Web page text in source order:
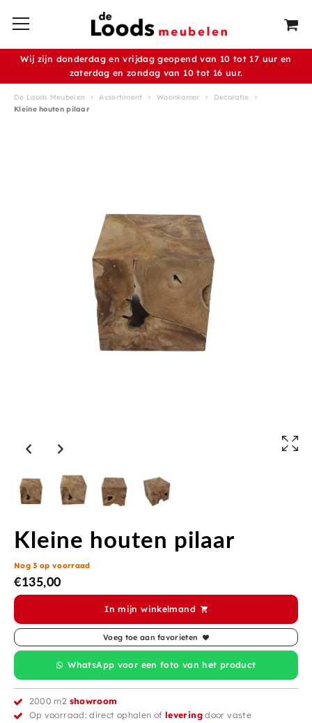
Wij zijn donderdag en vrijdag geopend van 10 tot 17 uur en
zaterdag en zondag van 10 tot 16 uur.
De Loods Meubelen Assortiment Woonkamer
Decoratie
Kleine houten pilaar
Kleine houten pilaar
Nog 3 op voorraad
€135,00
In mijn winkelmand
Voeg toe aan favorieten
WhatsApp voor een foto van het product
2000 m2 showroom
Op voorraad: direct ophalen ofleveringdoor vaste